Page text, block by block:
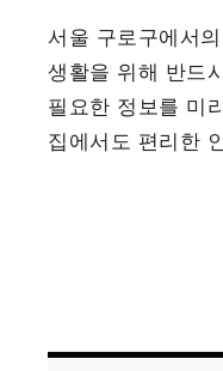
서울 구로구에서
생활을 위해 반드
필요한 정보를 미
집에서도 편리한